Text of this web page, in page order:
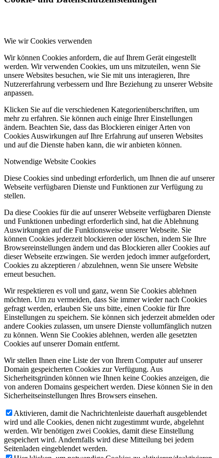
Wie wir Cookies verwenden
Wir können Cookies anfordern, die auf Ihrem Gerät eingestellt
werden. Wir verwenden Cookies, um uns mitzuteilen, wenn Sie
unsere Websites besuchen, wie Sie mit uns interagieren, Ihre
Nutzererfahrung verbessern und Ihre Beziehung zu unserer Website
anpassen.
Klicken Sie auf die verschiedenen Kategorienüberschriften, um
mehr zu erfahren. Sie können auch einige Ihrer Einstellungen
ändern. Beachten Sie, dass das Blockieren einiger Arten von
Cookies Auswirkungen auf Ihre Erfahrung auf unseren Websites
und auf die Dienste haben kann, die wir anbieten können.
Notwendige Website Cookies
Diese Cookies sind unbedingt erforderlich, um Ihnen die auf unserer
Webseite verfügbaren Dienste und Funktionen zur Verfügung zu
stellen.
Da diese Cookies für die auf unserer Webseite verfügbaren Dienste
und Funktionen unbedingt erforderlich sind, hat die Ablehnung
Auswirkungen auf die Funktionsweise unserer Webseite. Sie
können Cookies jederzeit blockieren oder löschen, indem Sie Ihre
Browsereinstellungen ändern und das Blockieren aller Cookies auf
dieser Webseite erzwingen. Sie werden jedoch immer aufgefordert,
Cookies zu akzeptieren / abzulehnen, wenn Sie unsere Website
erneut besuchen.
Wir respektieren es voll und ganz, wenn Sie Cookies ablehnen
möchten. Um zu vermeiden, dass Sie immer wieder nach Cookies
gefragt werden, erlauben Sie uns bitte, einen Cookie für Ihre
Einstellungen zu speichern. Sie können sich jederzeit abmelden oder
andere Cookies zulassen, um unsere Dienste vollumfänglich nutzen
zu können. Wenn Sie Cookies ablehnen, werden alle gesetzten
Cookies auf unserer Domain entfernt.
Wir stellen Ihnen eine Liste der von Ihrem Computer auf unserer
Domain gespeicherten Cookies zur Verfügung. Aus
Sicherheitsgründen können wie Ihnen keine Cookies anzeigen, die
von anderen Domains gespeichert werden. Diese können Sie in den
Sicherheitseinstellungen Ihres Browsers einsehen.
Aktivieren, damit die Nachrichtenleiste dauerhaft ausgeblendet
wird und alle Cookies, denen nicht zugestimmt wurde, abgelehnt
werden. Wir benötigen zwei Cookies, damit diese Einstellung
gespeichert wird. Andernfalls wird diese Mitteilung bei jedem
Seitenladen eingeblendet werden.